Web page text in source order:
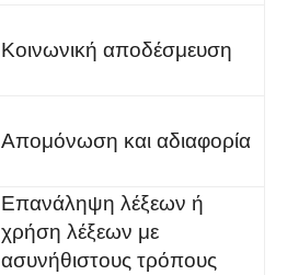
Κοινωνική αποδέσμευση
Απομόνωση και αδιαφορία
Επανάληψη λέξεων ή
χρήση λέξεων με
ασυνήθιστους τρόπους